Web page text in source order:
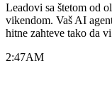
Leadovi sa štetom od
vikendom. Vaš AI
hitne zahteve tako da
2:47AM